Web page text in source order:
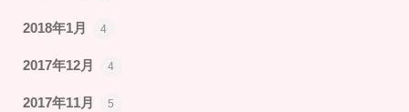
2018年1月 4
2017年12月 4
2017年11月 5